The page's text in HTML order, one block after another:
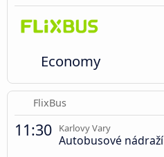
Economy
FlixBus
11:30 Karlovy Vary
Autobusové nádraží